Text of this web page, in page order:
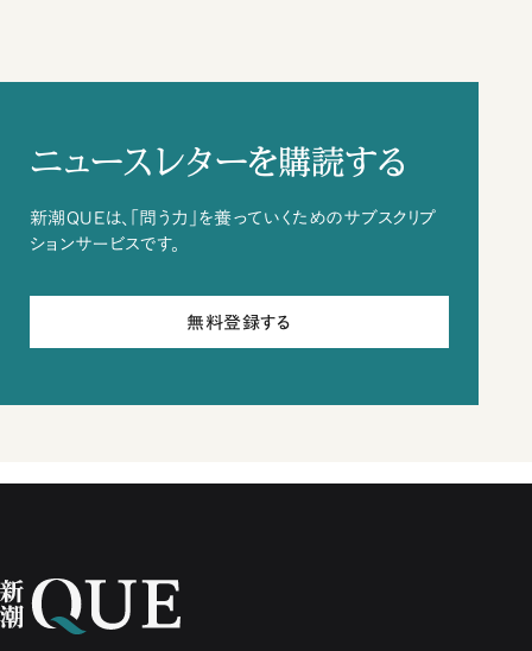
ニュースレターを購読する
新潮QUEは、「問う力」を養っていくためのサブスクリプ
ションサービスです。
無料登録する